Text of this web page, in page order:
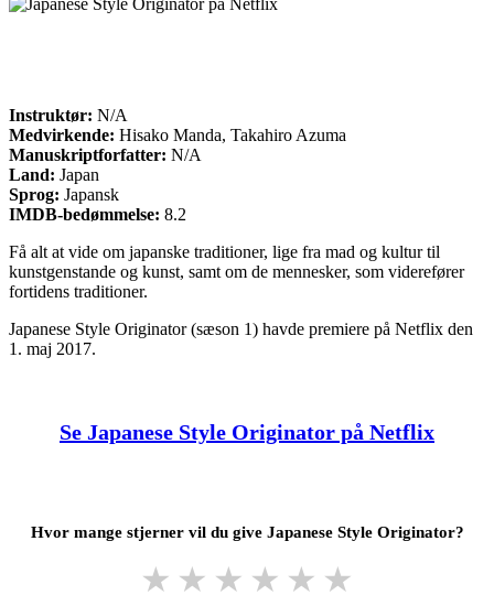
Instruktør: N/A
Medvirkende: Hisako Manda, Takahiro Azuma
Manuskriptforfatter: N/A
Land: Japan
Sprog: Japansk
IMDB-bedømmelse: 8.2
Få alt at vide om japanske traditioner, lige fra mad og kultur til
kunstgenstande og kunst, samt om de mennesker, som viderefører
fortidens traditioner.
Japanese Style Originator (sæson 1) havde premiere på Netflix den
1. maj 2017.
Se Japanese Style Originator på Netflix
Hvor mange stjerner vil du give Japanese Style Originator?
★ ★ ★ ★ ★ ★